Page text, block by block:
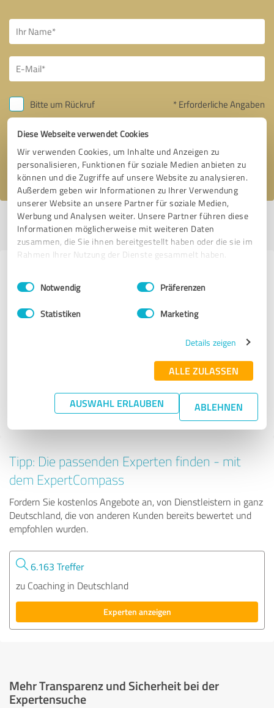
Diese Webseite verwendet Cookies
Wir verwenden Cookies, um Inhalte und Anzeigen zu
personalisieren, Funktionen für soziale Medien anbieten zu
können und die Zugriffe auf unsere Website zu analysieren.
Außerdem geben wir Informationen zu Ihrer Verwendung
unserer Website an unsere Partner für soziale Medien,
Werbung und Analysen weiter. Unsere Partner führen diese
Informationen möglicherweise mit weiteren Daten
zusammen, die Sie ihnen bereitgestellt haben oder die sie im
Rahmen Ihrer Nutzung der Dienste gesammelt haben.
Impressum Datenschutzbestimmungen
Einwilligungsauswahl
Notwendig Präferenzen
Statistiken Marketing
Details zeigen
ALLE ZULASSEN
AUSWAHL ERLAUBEN ABLEHNEN
Bitte um Rückruf * Erforderliche Angaben
Nachricht senden
Ich stimme denDatenschutzbestimmungenzu.
Profil aktiv seit 07.07.2020 |Letzte Aktualisierung: 24.10.2021|Profil
melden
Anbietern aus dem Bereich
Coaching
Sascha Lippe Consulting für Mediation und Coaching
4.92 von 5
Tipp: Die passenden Experten finden - mit
dem ExpertCompass
Fordern Sie kostenlos Angebote an, von Dienstleistern in ganz
Deutschland, die von anderen Kunden bereits bewertet und
empfohlen wurden.
6.163 Treffer
zu Coaching in Deutschland
Experten anzeigen
Mehr Transparenz und Sicherheit bei der
Expertensuche